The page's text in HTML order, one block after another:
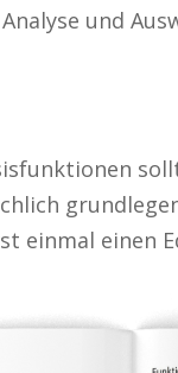
und
einmal einen